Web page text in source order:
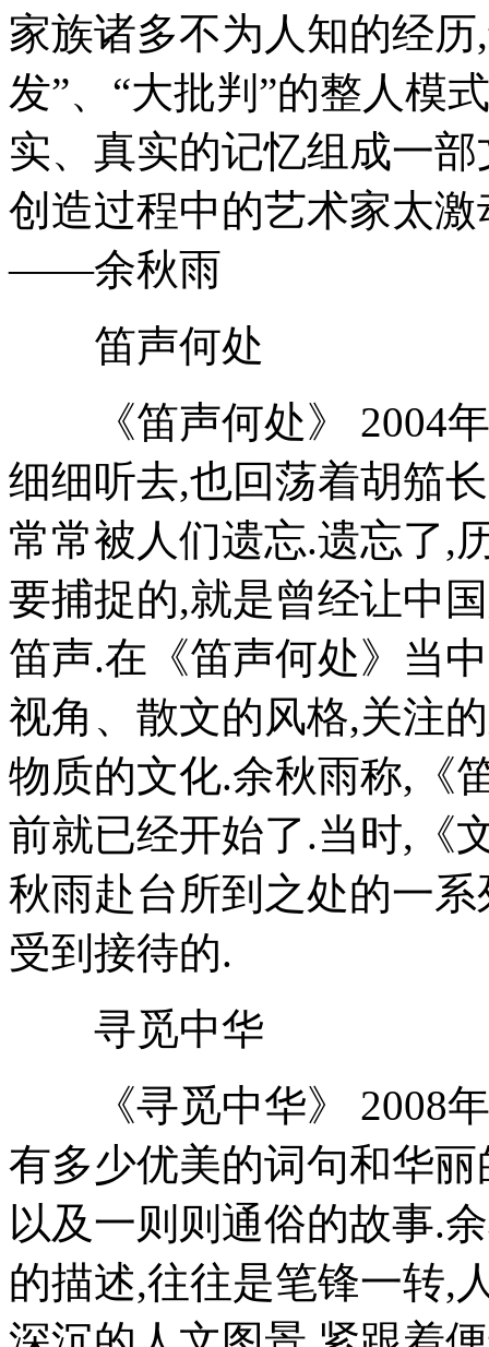
家族诸多不为人知的经
发”、“大批判”的整人
实、真实的记忆组成一
创造过程中的艺术家太
——余秋雨
笛声何处
《笛声何处》 2004年
细细听去,也回荡着胡笳
常常被人们遗忘.遗忘了,
要捕捉的,就是曾经让中
笛声.在《笛声何处》当
视角、散文的风格,关注
物质的文化.余秋雨称,《
前就已经开始了.当时,《
秋雨赴台所到之处的一
受到接待的.
寻觅中华
《寻觅中华》 2008年
有多少优美的词句和华
以及一则则通俗的故事.
的描述,往往是笔锋一转,